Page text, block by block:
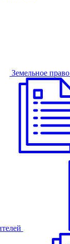
Земельное право